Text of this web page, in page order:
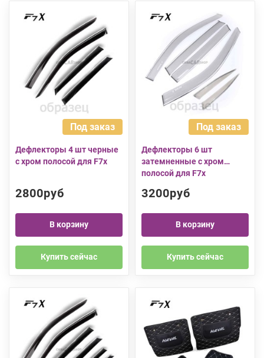
Под заказ
Дефлекторы 4 шт черные
с хром полосой для F7x
2800руб
В корзину
Купить сейчас
Под заказ
Дефлекторы 6 шт
затемненные с хром
полосой для F7x
3200руб
В корзину
Купить сейчас